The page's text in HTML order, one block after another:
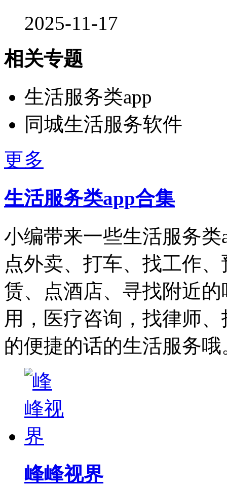
2025-11-17
相关专题
生活服务类app
同城生活服务软件
更多
生活服务类app合集
小编带来一些生活服务
点外卖、打车、找工作
赁、点酒店、寻找附近
用，医疗咨询，找律师
的便捷的话的生活服务哦
峰峰视界